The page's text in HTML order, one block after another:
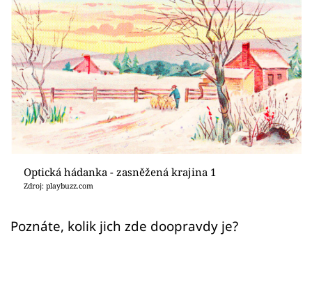
Virály
Sex a vztahy
Videa
Sledujte prima+
Přihlášení
Sledujte nás
Optická hádanka - zasněžená krajina 1
Zdroj: playbuzz.com
Poznáte, kolik jich zde doopravdy je?